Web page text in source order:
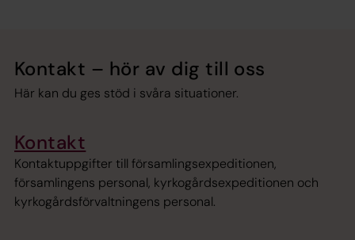
Kontakt – hör av dig till oss
Här kan du ges stöd i svåra situationer.
Kontakt
Kontaktuppgifter till församlingsexpeditionen,
församlingens personal, kyrkogårdsexpeditionen och
kyrkogårdsförvaltningens personal.